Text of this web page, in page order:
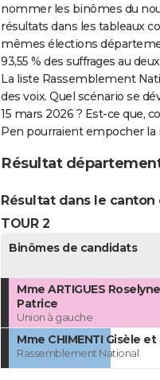
nommer les binômes du
résultats dans les tableaux
mêmes élections
93,55 % des suffrages au
La liste Rassemblement
des voix. Quel scénario se
15 mars 2026 ? Est-ce que,
Pen pourraient empocher la
Résultat
Résultat dans le
TOUR 2
Binômes de candidats
Mme ARTIGUES
Patrice
Union à gauche
Mme CHIMENTI Gisèle et
Rassemblement National